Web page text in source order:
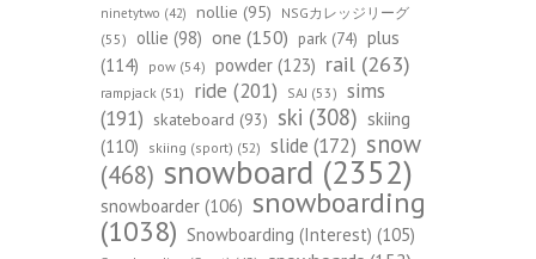
ninetytwo (42) nollie (95)
NSGカレッジリーグ
(55)
ollie (98) one (150) park (74) plus
(114)
pow (54) powder (123) rail (263)
rampjack (51) ride (201) SAJ (53) sims
(191) skateboard (93) ski (308) skiing
(110)
skiing (sport) (52) slide (172) snow
(468) snowboard (2352)
snowboarder (106) snowboarding
(1038) Snowboarding (Interest) (105)